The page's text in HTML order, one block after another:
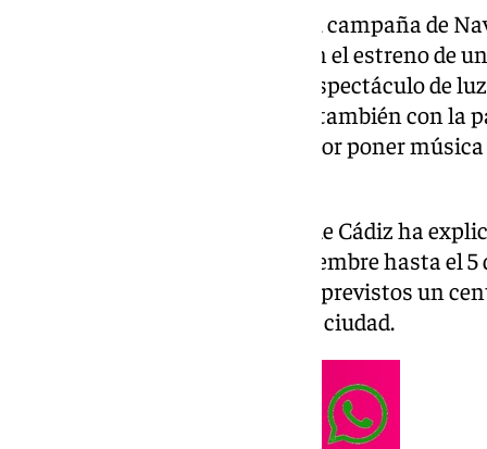
arrancará su campaña de
noviembre a las 19,00 horas con el estreno de
programación de este año, un espectáculo de
Juan de Dios, donde se contará también con
del Rosario de Cádiz, conocida por poner
En una nota, el Ayuntamiento de Cádiz ha
desarrollará desde el 30 de noviembre hasta el
Navidad de cine’, en los que hay previstos un
extenderán por los barrios de la ciudad.